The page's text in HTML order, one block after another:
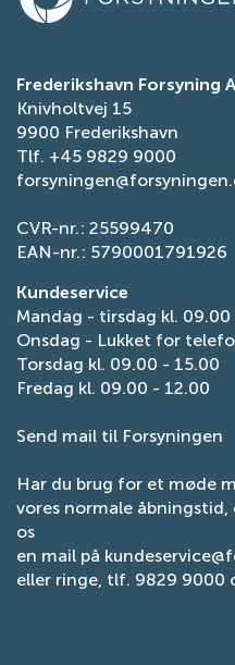
Få fjernvarme
Ansøg om reduceret
Indberet fejl på
Frederikshavn Forsyning
Knivholtvej 15
9900 Frederikshavn
Tlf. +45 9829 9000
CVR-nr.: 25599470
EAN-nr.: 5790001791926
Kundeservice
Mandag - tirsdag kl. 09.00
Onsdag - Lukket for
Torsdag kl. 09.00 - 15.00
Fredag kl. 09.00 - 12.00
Send mail til Forsyningen
Har du brug for et møde
vores normale
os
en mail på
eller ringe, tlf. 9829 9000